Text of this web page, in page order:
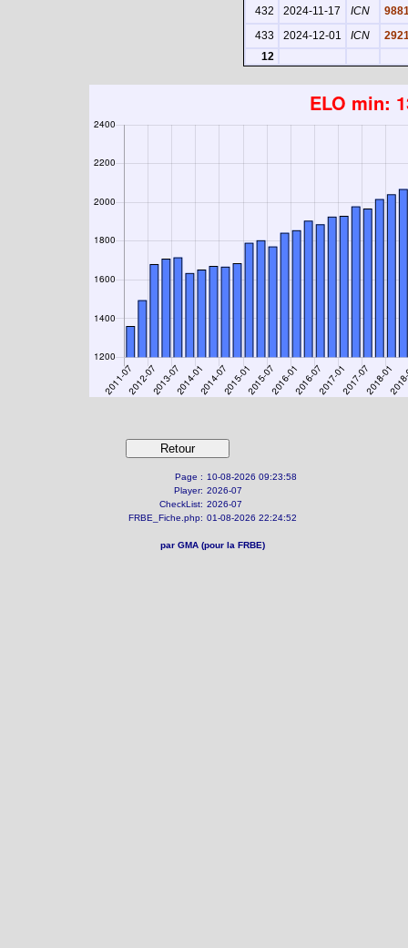
432 2024-11-17 ICN
433
2024-12-01 ICN
12
Page : 10-08-2026 09:23:58
Player: 2026-07
CheckList: 2026-07
FRBE_Fiche.php: 01-08-2026 22:24:52
par GMA (pour la FRBE)